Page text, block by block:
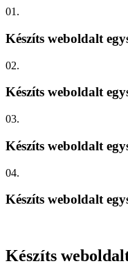
01.
Készíts weboldalt
02.
Készíts weboldalt
03.
Készíts weboldalt
04.
Készíts weboldalt
Készíts